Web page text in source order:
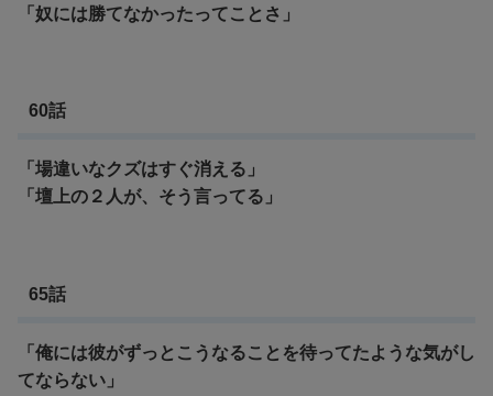
「奴には勝てなかったってことさ」
60話
「場違いなクズはすぐ消える」
「壇上の２人が、そう言ってる」
65話
「俺には彼がずっとこうなることを待ってたような気がし
てならない」